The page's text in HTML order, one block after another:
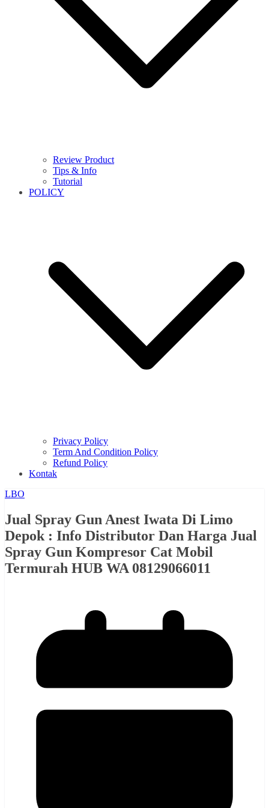
Review Product
Tips & Info
Tutorial
POLICY
Privacy Policy
Term And Condition Policy
Refund Policy
Kontak
LBO
Jual Spray Gun Anest Iwata Di Limo
Depok : Info Distributor Dan Harga Jual
Spray Gun Kompresor Cat Mobil
Termurah HUB WA 08129066011